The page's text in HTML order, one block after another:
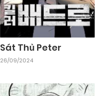
Sát Thủ Peter
26/09/2024